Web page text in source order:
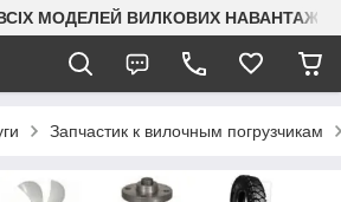
МОДЕЛЕЙ ВИЛКОВИХ
Запчастик к вилочным погрузчикам